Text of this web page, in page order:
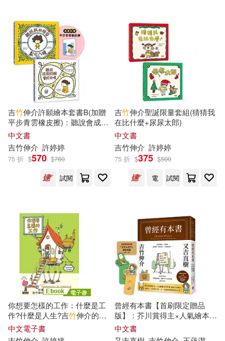
ほおのきソラ(11)
アテナ映像電子書籍写真集(11)
ゼロキ(11)
ビッグモーカル(11)
中國法制出版社(11)
劉金環(11) 周作人(11)
徐以驊（主編）(11)
東野圭吾(11) 枡野俊明(11)
楊連全(11) 毛以林(11)
水乃アルト(11) 潘于真(11)
人民軍醫出版社(48)
釀出版(48)
橡樹林(47)
三民(46) 中國青年出版社(46)
中山大學出版社(46)
上海書畫出版社(45)
北京科學技術出版社(45)
禾廣(45) 中國計量出版社(44)
江西高校出版社(44)
吉竹伸介許願繪本套書B(加贈
平步青雲橡皮擦)：聽說會成功
+頭髮亂七八糟
中文書
吉竹伸介 許婷婷
75 折 $570 $760
試閱
吉竹伸介聖誕限量套組(猜猜我
在比什麼+尿尿太郎)
中文書
吉竹伸介 許婷婷
75 折 $375 $500
電
試閱
你想要怎樣的工作：什麼是工
作?什麼是人生?吉竹伸介的思
考方式值得學習! (電子書)
中文電子書
曾經有本書【首刷限定贈品
版】：芥川賞得主×人氣繪本作
家，獻給愛書人的宿命之書(附
首刷限定「又吉&吉
竹」造型
中文書